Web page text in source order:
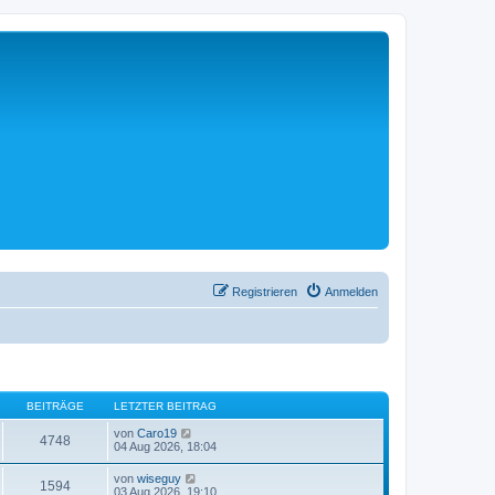
Anmelden
Registrieren
BEITRÄGE LETZTER BEITRAG
4748 von Caro19
e
e
s
04 Aug 2026, 18:04
1594 von wiseguy
e
03 Aug 2026, 19:10